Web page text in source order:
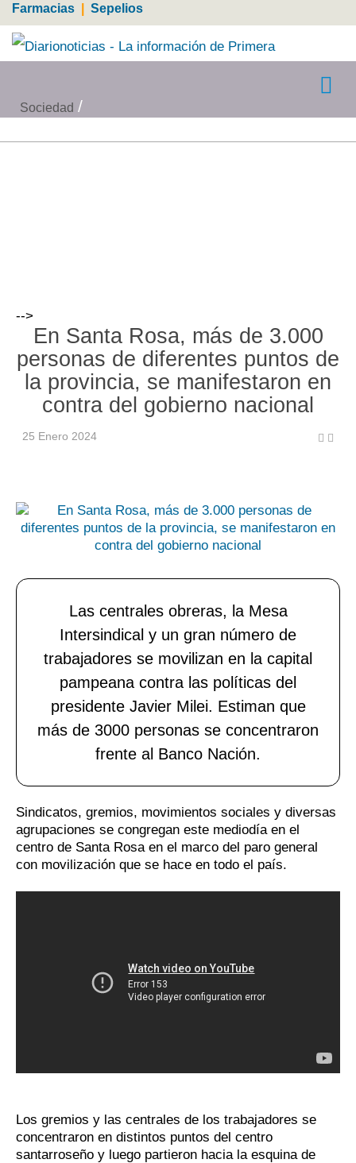
Farmacias Sepelios
Sociedad
-->
En Santa Rosa, más de 3.000
personas de diferentes puntos de
la provincia, se manifestaron en
contra del gobierno nacional
25 Enero 2024
Las centrales obreras, la Mesa
Intersindical y un gran número de
trabajadores se movilizan en la capital
pampeana contra las políticas del
presidente Javier Milei. Estiman que
más de 3000 personas se concentraron
frente al Banco Nación.
Sindicatos, gremios, movimientos sociales y diversas
agrupaciones se congregan este mediodía en el
centro de Santa Rosa en el marco del paro general
con movilización que se hace en todo el país.
Los gremios y las centrales de los trabajadores se
concentraron en distintos puntos del centro
santarroseño y luego partieron hacia la esquina de